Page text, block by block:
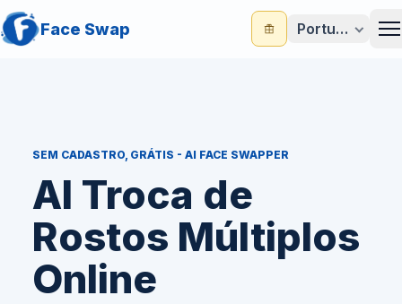
Face Swap Português
SEM CADASTRO, GRÁTIS - AI FACE SWAPPER
AI Troca de
Rostos Múltiplos
Online